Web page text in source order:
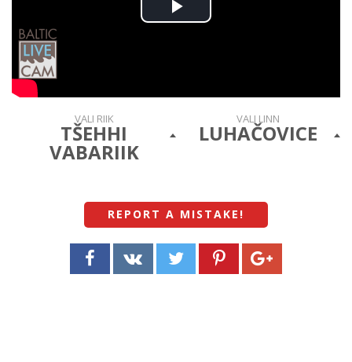
Play
VALI RIIK
TŠEHHI
VABARIIK
VALI LINN
LUHAČOVICE
REPORT A MISTAKE !